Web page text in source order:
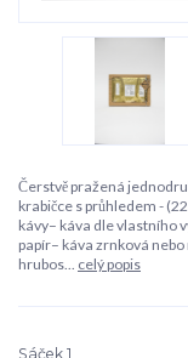
Čerstvě pražená
krabičce s průhledem -
kávy– káva dle vlastního
papír– káva zrnková
hrubos... celý popis
Sáček 1